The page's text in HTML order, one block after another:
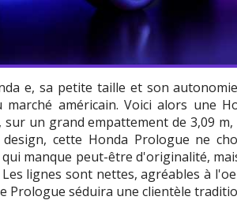
e, sa petite taille et son
américain. Voici alors une
un grand empattement de 3,09 m,
cette Honda Prologue ne
manque peut-être d'originalité,
lignes sont nettes, agréables à
Prologue séduira une clientèle